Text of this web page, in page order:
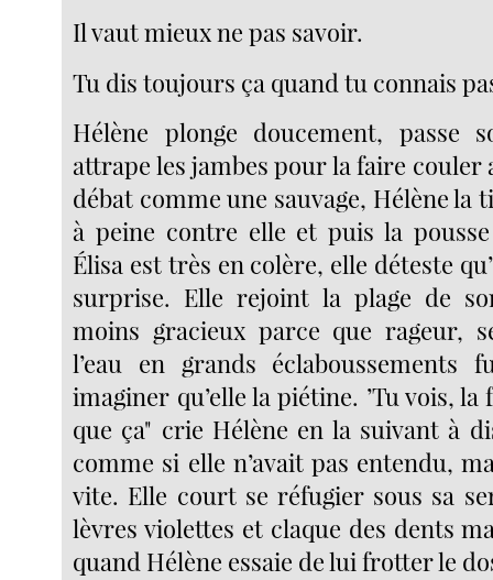
Il vaut mieux ne pas savoir.
Tu dis toujours ça quand tu connais
Hélène plonge doucement, passe
attrape les jambes pour la faire couler
débat comme une sauvage, Hélène la
à peine contre elle et puis la
Élisa est très en colère, elle déteste
surprise. Elle rejoint la plage de
moins gracieux parce que rageur,
l’eau en grands éclaboussements
imaginer qu’elle la piétine. ’Tu vois, la
que ça" crie Hélène en la suivant à
comme si elle n’avait pas entendu,
vite. Elle court se réfugier sous sa
lèvres violettes et claque des dents
quand Hélène essaie de lui frotter le